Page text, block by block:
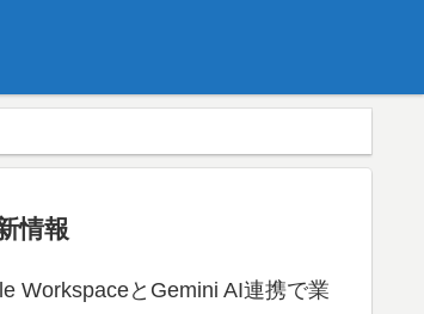
情報
WorkspaceとGemini AI連携で業